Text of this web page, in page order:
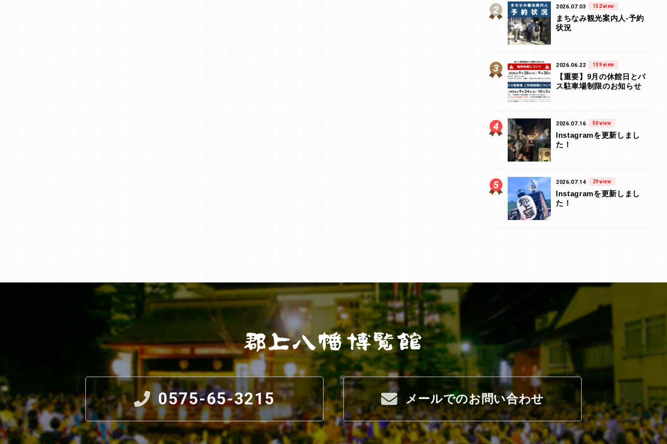
2026.07.03 152view
まちなみ観光案内人-予約
状況
2026.06.22 109view
【重要】9月の休館日とバ
ス駐車場制限のお知らせ
2026.07.16 50view
Instagramを更新しまし
た！
2026.07.14 29view
Instagramを更新しまし
た！
0575-65-3215 メールでのお問い合わせ